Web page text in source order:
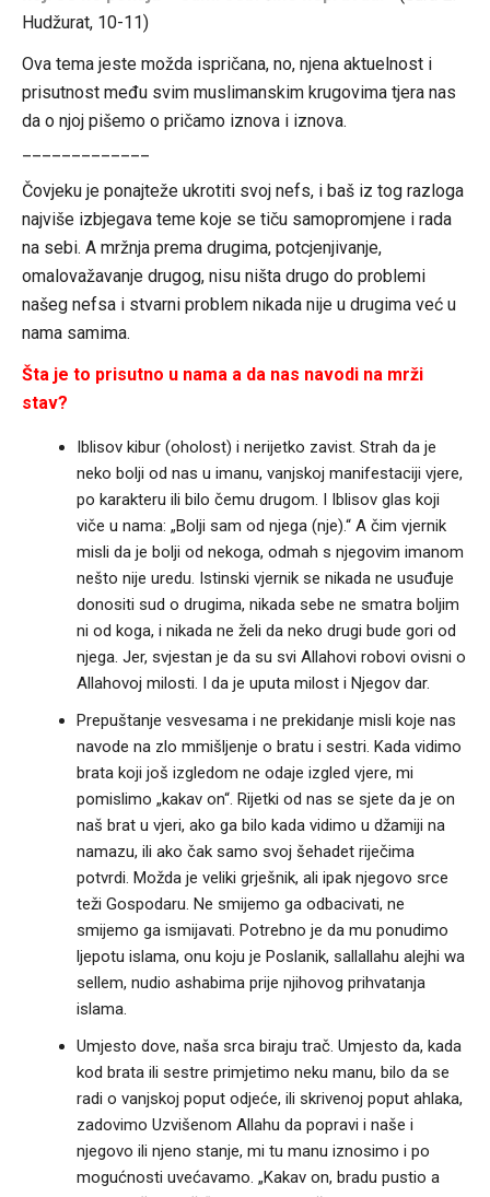
Hudžurat, 10-11)
Ova tema jeste možda ispričana, no, njena aktuelnost i
prisutnost među svim muslimanskim krugovima tjera nas
da o njoj pišemo o pričamo iznova i iznova.
Čovjeku je ponajteže ukrotiti svoj nefs, i baš iz tog razloga
najviše izbjegava teme koje se tiču samopromjene i rada
na sebi. A mržnja prema drugima, potcjenjivanje,
omalovažavanje drugog, nisu ništa drugo do problemi
našeg nefsa i stvarni problem nikada nije u drugima već u
nama samima.
Šta je to prisutno u nama a da nas navodi na mrži
stav?
Iblisov kibur (oholost) i nerijetko zavist. Strah da je
neko bolji od nas u imanu, vanjskoj manifestaciji vjere,
po karakteru ili bilo čemu drugom. I Iblisov glas koji
viče u nama: „Bolji sam od njega (nje).“ A čim vjernik
misli da je bolji od nekoga, odmah s njegovim imanom
nešto nije uredu. Istinski vjernik se nikada ne usuđuje
donositi sud o drugima, nikada sebe ne smatra boljim
ni od koga, i nikada ne želi da neko drugi bude gori od
njega. Jer, svjestan je da su svi Allahovi robovi ovisni o
Allahovoj milosti. I da je uputa milost i Njegov dar.
Prepuštanje vesvesama i ne prekidanje misli koje nas
navode na zlo mmišljenje o bratu i sestri. Kada vidimo
brata koji još izgledom ne odaje izgled vjere, mi
pomislimo „kakav on“. Rijetki od nas se sjete da je on
naš brat u vjeri, ako ga bilo kada vidimo u džamiji na
namazu, ili ako čak samo svoj šehadet riječima
potvrdi. Možda je veliki grješnik, ali ipak njegovo srce
teži Gospodaru. Ne smijemo ga odbacivati, ne
smijemo ga ismijavati. Potrebno je da mu ponudimo
ljepotu islama, onu koju je Poslanik, sallallahu alejhi wa
sellem, nudio ashabima prije njihovog prihvatanja
islama.
Umjesto dove, naša srca biraju trač. Umjesto da, kada
kod brata ili sestre primjetimo neku manu, bilo da se
radi o vanjskoj poput odjeće, ili skrivenoj poput ahlaka,
zadovimo Uzvišenom Allahu da popravi i naše i
njegovo ili njeno stanje, mi tu manu iznosimo i po
mogućnosti uvećavamo. „Kakav on, bradu pustio a